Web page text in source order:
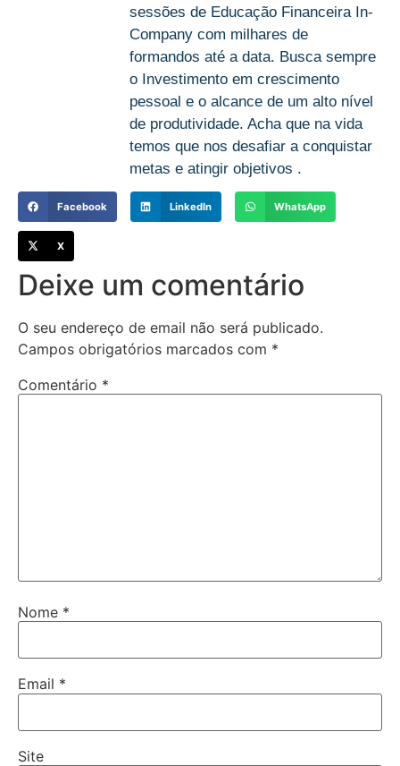
sessões de Educação Financeira In-
Company com milhares de
formandos até a data. Busca sempre
o Investimento em crescimento
pessoal e o alcance de um alto nível
de produtividade. Acha que na vida
temos que nos desafiar a conquistar
metas e atingir objetivos .
Facebook LinkedIn WhatsApp
X
Deixe um comentário
O seu endereço de email não será publicado.
Campos obrigatórios marcados com *
Comentário *
Nome *
Email *
Site